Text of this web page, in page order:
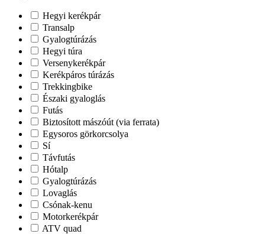
Hegyi kerékpár
Transalp
Gyalogtúrázás
Hegyi túra
Versenykerékpár
Kerékpáros túrázás
Trekkingbike
Északi gyaloglás
Futás
Biztosított mászóút (via ferrata)
Egysoros görkorcsolya
Sí
Távfutás
Hótalp
Gyalogtúrázás
Lovaglás
Csónak-kenu
Motorkerékpár
ATV quad